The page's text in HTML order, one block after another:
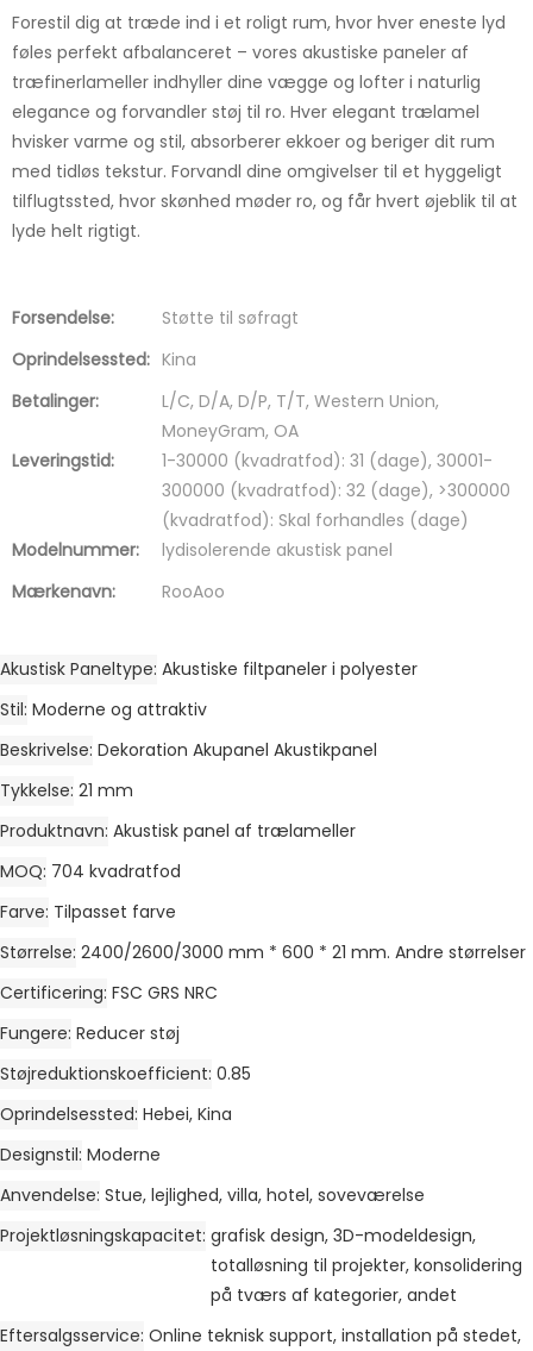
Forestil dig at træde ind i et roligt rum, hvor hver eneste lyd
føles perfekt afbalanceret – vores akustiske paneler af
træfinerlameller indhyller dine vægge og lofter i naturlig
elegance og forvandler støj til ro. Hver elegant trælamel
hvisker varme og stil, absorberer ekkoer og beriger dit rum
med tidløs tekstur. Forvandl dine omgivelser til et hyggeligt
tilflugtssted, hvor skønhed møder ro, og får hvert øjeblik til at
lyde helt rigtigt.
Forsendelse:
Støtte til søfragt
Oprindelsessted: Kina
Betalinger:
L/C, D/A, D/P, T/T, Western Union,
MoneyGram, OA
Leveringstid:
1-30000 (kvadratfod): 31 (dage), 30001-
300000 (kvadratfod): 32 (dage), >300000
(kvadratfod): Skal forhandles (dage)
Modelnummer:
lydisolerende akustisk panel
Mærkenavn:
RooAoo
Akustisk Paneltype Akustiske filtpaneler i polyester
Stil Moderne og attraktiv
Beskrivelse Dekoration Akupanel Akustikpanel
Tykkelse 21 mm
Produktnavn Akustisk panel af trælameller
MOQ 704 kvadratfod
Farve Tilpasset farve
Størrelse 2400/2600/3000 mm * 600 * 21 mm. Andre størrelser
Certificering FSC GRS NRC
Fungere Reducer støj
Støjreduktionskoefficient 0.85
Oprindelsessted Hebei, Kina
Designstil Moderne
Anvendelse Stue, lejlighed, villa, hotel, soveværelse
Projektløsningskapacitet grafisk design, 3D-modeldesign,
totalløsning til projekter, konsolidering
på tværs af kategorier, andet
Eftersalgsservice Online teknisk support, installation på stedet,